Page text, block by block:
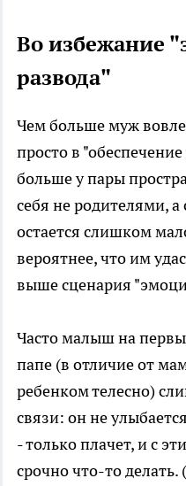
Во избежание
развода"
Чем больше муж
просто в
больше у пары
себя не родителями, а
остается слишком
вероятнее, что им
выше сценария
Часто малыш на
папе (в отличие от
ребенком телесно)
связи: он не
- только плачет, и с
срочно что-то делать.